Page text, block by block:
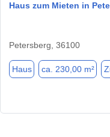
Haus zum Mieten in
Petersberg, 36100
Haus ca. 230,00 m²